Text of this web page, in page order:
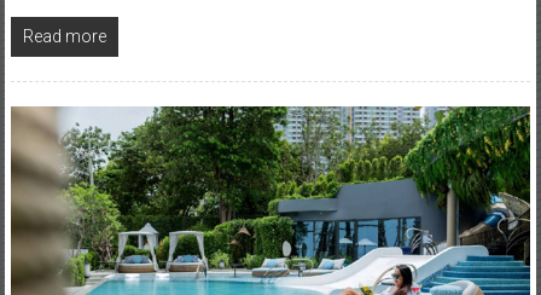
Read more